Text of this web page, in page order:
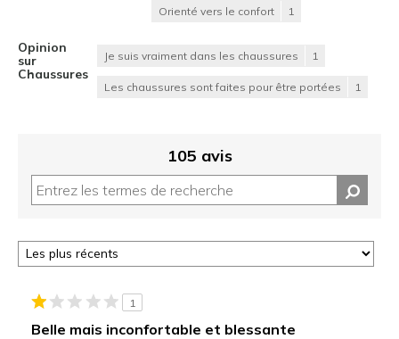
Orienté vers le confort 1
Opinion
sur
Chaussures
Je suis vraiment dans les chaussures 1
Les chaussures sont faites pour être portées 1
105 avis
1
Belle mais inconfortable et blessante